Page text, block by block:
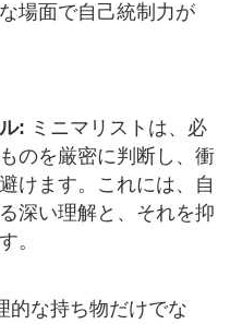
場面で自己統制力が
: ミニマリストは、必
のを厳密に判断し、衝
けます。これには、自
深い理解と、それを抑
。
的な持ち物だけでな